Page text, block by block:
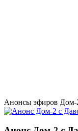
Анонсы эфиров Дом-